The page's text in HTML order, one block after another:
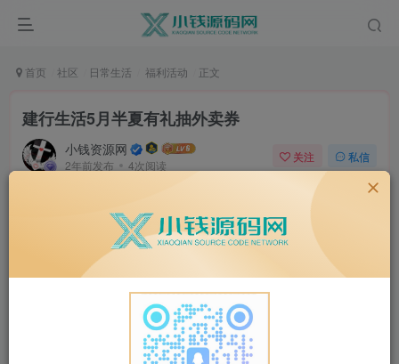
首页 社区 日常生活 福利活动 正文
建行生活5月半夏有礼抽外卖券
小钱资源网
2年前发布 4次阅读
关注 私信
建行生活5月半夏有礼抽外卖券
跳转到建行生活APP，每天1次机会抽抽外卖券、打车券